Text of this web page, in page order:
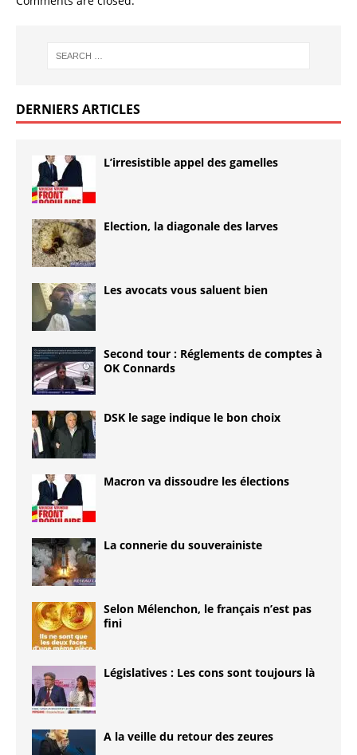
DERNIERS ARTICLES
L’irresistible appel des gamelles
Election, la diagonale des larves
Les avocats vous saluent bien
Second tour : Réglements de comptes à
OK Connards
DSK le sage indique le bon choix
Macron va dissoudre les élections
La connerie du souverainiste
Selon Mélenchon, le français n’est pas
fini
Législatives : Les cons sont toujours là
A la veille du retour des zeures